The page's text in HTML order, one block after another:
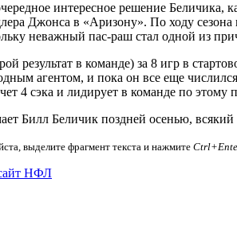
интересное решение
Джонса в «Аризону». По ходу
неважный пас-раш стал одной из
результат в команде) за 8 игр в
агентом, и пока он все еще
4 сэка и лидирует в команде по этому
Билл Беличик поздней осенью,
выделите фрагмент текста и нажмите
НФЛ